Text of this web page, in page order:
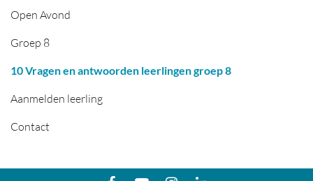
Open Avond
Groep 8
10 Vragen en antwoorden leerlingen groep 8
Aanmelden leerling
Contact